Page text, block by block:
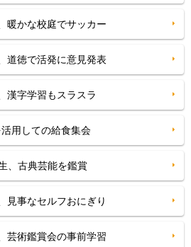
暖かな校庭でサッカー
道徳で活発に意見発表
漢字学習もスラスラ
用しての給食集会
、古典芸能を鑑賞
見事なセルフおにぎり
芸術鑑賞会の事前学習